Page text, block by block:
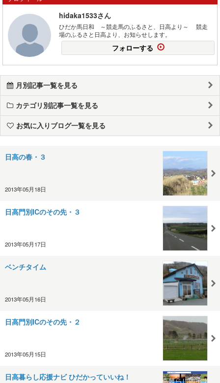
hidaka1533さん
ひだか馬日和 ～競走馬のふるさと、日高より～ 競走
場のふるさと日高より、お知らせします。
フォローする
月別記事一覧を見る
カテゴリ別記事一覧を見る
お気に入りブログ一覧を見る
日高の春・３
2013年05月18日
日高門別ICのその先・３
2013年05月17日
ベンチタイム
2013年05月16日
日高門別ICのその先・２
2013年05月15日
日高暮らし応援ナビ ひだかっていいね！